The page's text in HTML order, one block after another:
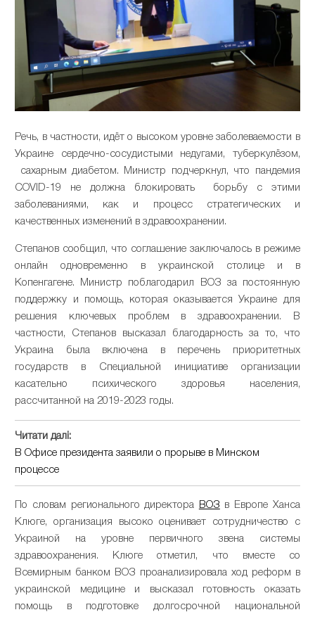
Речь, в частности, идёт о высоком уровне заболеваемости в
Украине сердечно-сосудистыми недугами, туберкулёзом,
сахарным диабетом. Министр подчеркнул, что пандемия
COVID-19 не должна блокировать борьбу с этими
заболеваниями, как и процесс стратегических и
качественных изменений в здравоохранении.
Степанов сообщил, что соглашение заключалось в режиме
онлайн одновременно в украинской столице и в
Копенгагене. Министр поблагодарил ВОЗ за постоянную
поддержку и помощь, которая оказывается Украине для
решения ключевых проблем в здравоохранении. В
частности, Степанов высказал благодарность за то, что
Украина была включена в перечень приоритетных
государств в Специальной инициативе организации
касательно психического здоровья населения,
рассчитанной на 2019-2023 годы.
Читати далі:
В Офисе президента заявили о прорыве в Минском
процессе
По словам регионального директора ВОЗ в Европе Ханса
Клюге, организация высоко оценивает сотрудничество с
Украиной на уровне первичного звена системы
здравоохранения. Клюге отметил, что вместе со
Всемирным банком ВОЗ проанализировала ход реформ в
украинской медицине и высказал готовность оказать
помощь в подготовке долгосрочной национальной